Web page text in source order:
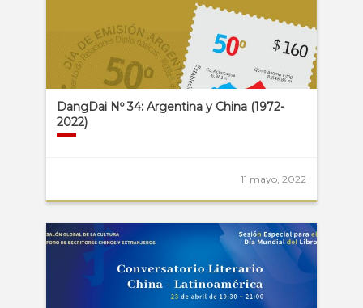
DangDai Nº 34: Argentina y China (1972-
2022)
11 mayo, 2022